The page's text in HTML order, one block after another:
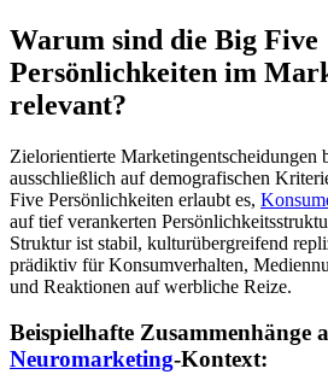
Warum sind die Big Five
Persönlichkeiten im
relevant?
Zielorientierte Marketingentscheidungen
ausschließlich auf demografischen
Five Persönlichkeiten erlaubt es,
auf tief verankerten
Struktur ist stabil, kulturübergreifend
prädiktiv für Konsumverhalten,
und Reaktionen auf werbliche Reize.
Beispielhafte Zusammenhänge
Neuromarketing-Kontext: